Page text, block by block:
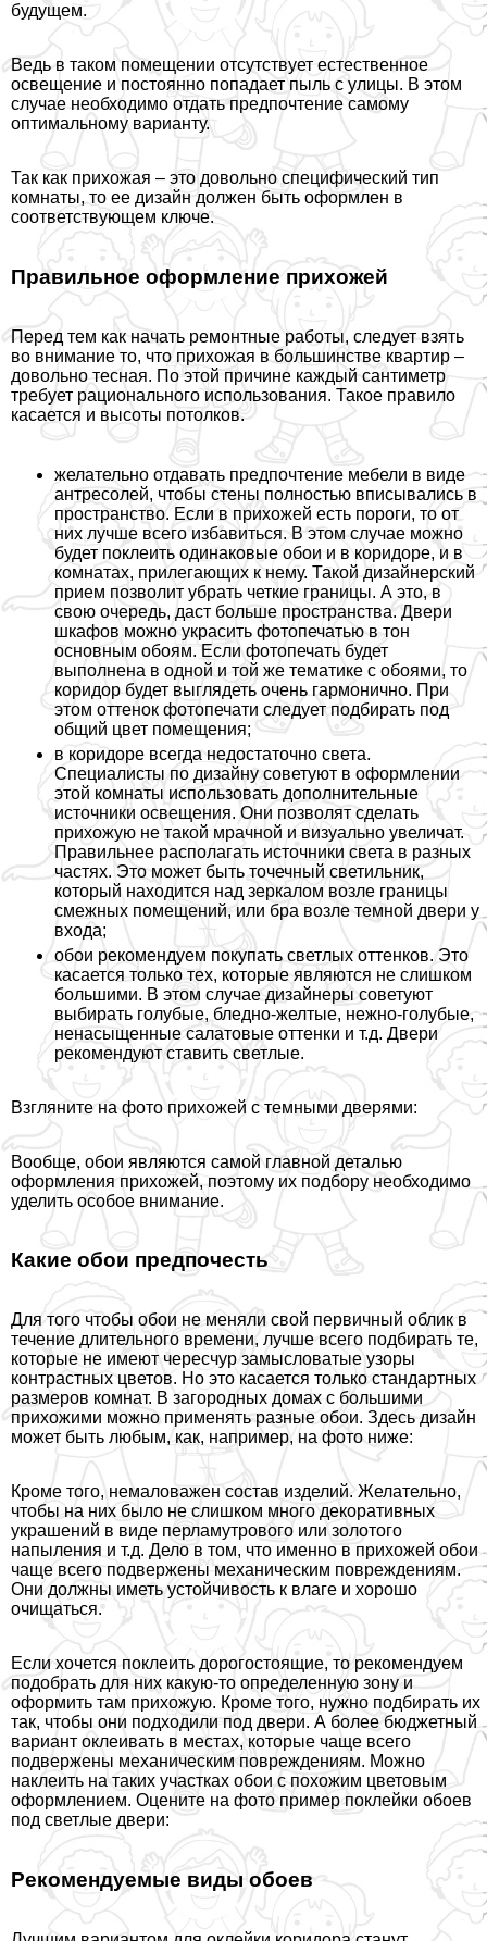
будущем.
Ведь в таком помещении отсутствует естественное
освещение и постоянно попадает пыль с улицы. В этом
случае необходимо отдать предпочтение самому
оптимальному варианту.
Так как прихожая – это довольно специфический тип
комнаты, то ее дизайн должен быть оформлен в
соответствующем ключе.
Правильное оформление прихожей
Перед тем как начать ремонтные работы, следует взять
во внимание то, что прихожая в большинстве квартир –
довольно тесная. По этой причине каждый сантиметр
требует рационального использования. Такое правило
касается и высоты потолков.
желательно отдавать предпочтение мебели в виде
антресолей, чтобы стены полностью вписывались в
прострaнcтво. Если в прихожей есть пороги, то от
них лучше всего избавиться. В этом случае можно
будет поклеить одинаковые обои и в коридоре, и в
комнатах, прилегающих к нему. Такой дизайнерский
прием позволит убрать четкие границы. А это, в
свою очередь, даст больше прострaнcтва. Двери
шкафов можно украсить фотопечатью в тон
основным обоям. Если фотопечать будет
выполнена в одной и той же тематике с обоями, то
коридор будет выглядеть очень гармонично. При
этом оттенок фотопечати следует подбирать под
общий цвет помещения;
в коридоре всегда недостаточно света.
Специалисты по дизайну советуют в оформлении
этой комнаты использовать дополнительные
источники освещения. Они позволят сделать
прихожую не такой мрачной и визуально увеличат.
Правильнее располагать источники света в разных
частях. Это может быть точечный светильник,
который находится над зеркалом возле границы
смежных помещений, или бра возле темной двери у
входа;
обои рекомендуем покупать светлых оттенков. Это
касается только тех, которые являются не слишком
большими. В этом случае дизайнеры советуют
выбирать гoлyбые, бледно-желтые, нежно-гoлyбые,
ненасыщенные салатовые оттенки и т.д. Двери
рекомендуют ставить светлые.
Взгляните на фото прихожей с темными дверями:
Вообще, обои являются самой главной деталью
оформления прихожей, поэтому их подбору необходимо
уделить особое внимание.
Какие обои предпочесть
Для того чтобы обои не меняли свой первичный облик в
течение длительного времени, лучше всего подбирать те,
которые не имеют чересчур замысловатые узоры
контрастных цветов. Но это касается только стандартных
размеров комнат. В загородных домах с большими
прихожими можно применять разные обои. Здесь дизайн
может быть любым, как, например, на фото ниже:
Кроме того, немаловажен состав изделий. Желательно,
чтобы на них было не слишком много декоративных
украшений в виде перламутрового или золотого
напыления и т.д. Дело в том, что именно в прихожей обои
чаще всего подвержены механическим повреждениям.
Они должны иметь устойчивость к влаге и хорошо
очищаться.
Если хочется поклеить дорогостоящие, то рекомендуем
подобрать для них какую-то определенную зону и
оформить там прихожую. Кроме того, нужно подбирать их
так, чтобы они подходили под двери. А более бюджетный
вариант оклеивать в местах, которые чаще всего
подвержены механическим повреждениям. Можно
наклеить на таких участках обои с похожим цветовым
оформлением. Оцените на фото пример поклейки обоев
под светлые двери:
Рекомендуемые виды обоев